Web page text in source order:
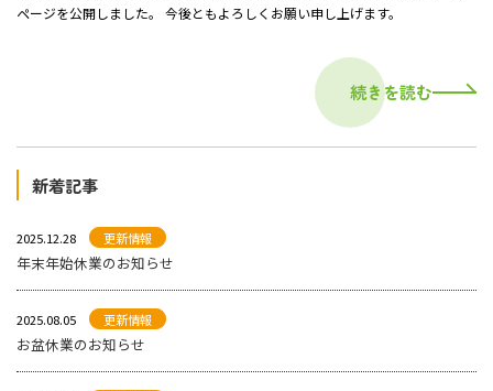
ページを公開しました。 今後ともよろしくお願い申し上げます。
続きを読む
新着記事
2025.12.28 更新情報
年末年始休業のお知らせ
2025.08.05 更新情報
お盆休業のお知らせ